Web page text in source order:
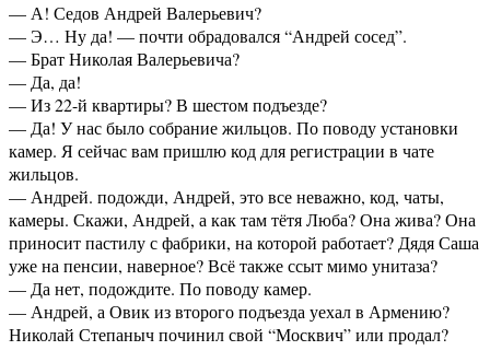
— А! Седов Андрей Валерьевич?
— Э… Ну да! — почти обрадовался “Андрей сосед”.
— Брат Николая Валерьевича?
— Да, да!
— Из 22-й квартиры? В шестом подъезде?
— Да! У нас было собрание жильцов. По поводу установки
камер. Я сейчас вам пришлю код для регистрации в чате
жильцов.
— Андрей. подожди, Андрей, это все неважно, код, чаты,
камеры. Скажи, Андрей, а как там тётя Люба? Она жива? Она
приносит пастилу с фабрики, на которой работает? Дядя Саша
уже на пенсии, наверное? Всё также ссыт мимо унитаза?
— Да нет, подождите. По поводу камер.
— Андрей, а Овик из второго подъезда уехал в Армению?
Николай Степаныч починил свой “Москвич” или продал?